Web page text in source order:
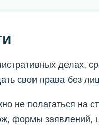
делах,
свои права без
не полагаться на
формы заявлений,